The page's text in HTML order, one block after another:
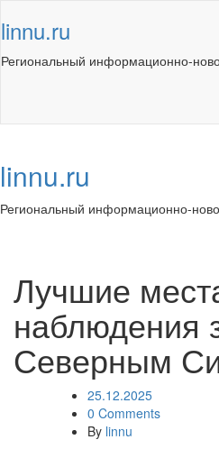
to
content
linnu.ru
Региональный информационно-
linnu.ru
Региональный информационно-
Лучшие
наблюдения
Северным
25.12.2025
0 Comments
By linnu